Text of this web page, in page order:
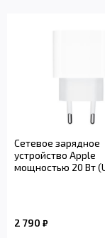
Сетевое зарядное
устройство Apple
мощностью 20 Вт
2 790 ₽